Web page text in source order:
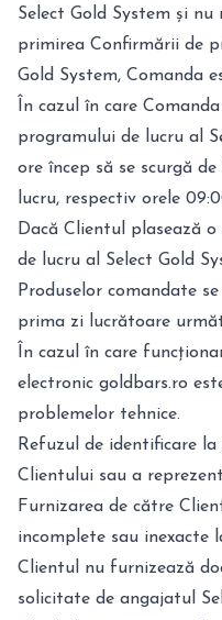
Select Gold System și
primirea Confirmării de
Gold System, Comanda
În cazul în care
programului de lucru al
ore încep să se scurgă
lucru, respectiv orele
Dacă Clientul plasează
de lucru al Select Gold
Produselor comandate
prima zi lucrătoare
În cazul în care
electronic goldbars.ro
problemelor tehnice.
Refuzul de identificare
Clientului sau a
Furnizarea de către
incomplete sau inexacte
Clientul nu furnizează
solicitate de angajatul